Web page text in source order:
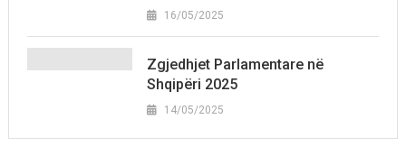
16/05/2025
Zgjedhjet Parlamentare në
Shqipëri 2025
14/05/2025